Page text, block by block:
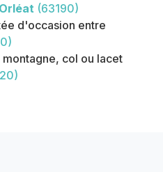
Orléat (63190)
d'occasion entre
col ou lacet